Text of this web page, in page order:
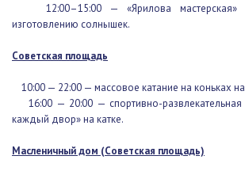
12:00–15:00 — «Ярилова мастерская»
изготовлению солнышек.
Советская площадь
10:00 — 22:00 — массовое катание на
16:00 — 20:00 — спортивно-
в каждый двор» на катке.
Масленичный дом (Советская площадь)